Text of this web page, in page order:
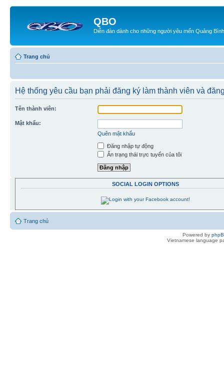
QBO
Diễn đàn dành cho những người yêu mến Quảng Bình
Trang chủ
Hệ thống yêu cầu bạn phải đăng ký làm thành viên và
Tên thành viên:
Mật khẩu:
Quên mật khẩu
Đăng nhập tự động
Ẩn trạng thái trực tuyến của tôi
SOCIAL LOGIN OPTIONS
Trang chủ
Powered by
Vietnamese language